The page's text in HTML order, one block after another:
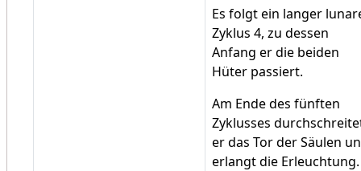
Es folgt ein langer
Zyklus 4, zu dessen
Anfang er die beiden
Hüter passiert.
Am Ende des fünften
Zyklusses
er das Tor der Säulen
erlangt die Erleuchtung.